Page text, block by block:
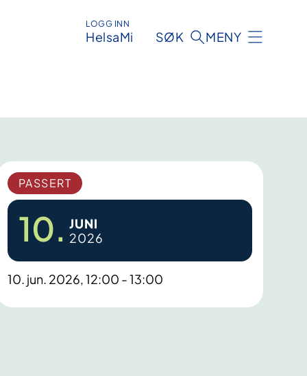
LOGG INN
HelsaMi SØK MENY
PASSERT
10. JUNI
2026
10. jun. 2026, 12:00 - 13:00